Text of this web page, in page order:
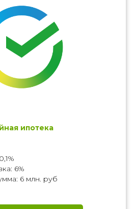
ипотека
6%
6 млн. руб